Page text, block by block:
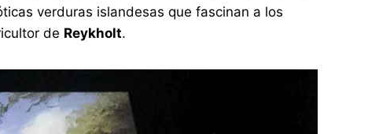
verduras islandesas que fascinan a los
de Reykholt.